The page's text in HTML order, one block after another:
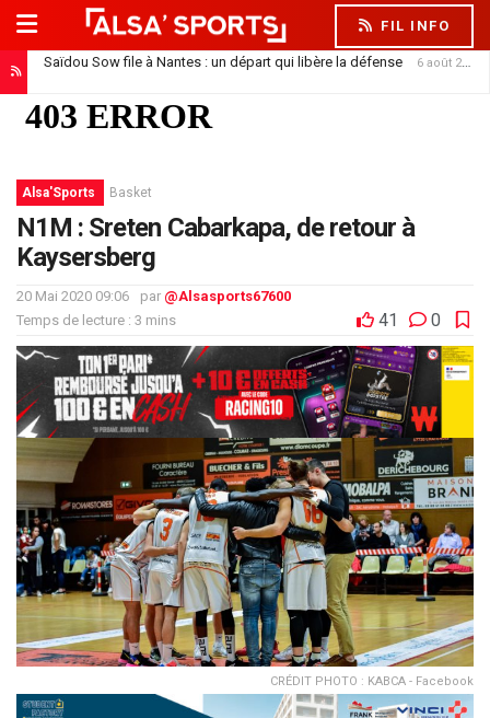
FIL INFO
Saïdou Sow file à Nantes : un départ qui libère la défense 6 août 2026
Alsa'Sports Basket
N1M : Sreten Cabarkapa, de retour à
Kaysersberg
20 Mai 2020 09:06 par @Alsasports67600
Temps de lecture : 3 mins
41 0
CRÉDIT PHOTO : KABCA - Facebook